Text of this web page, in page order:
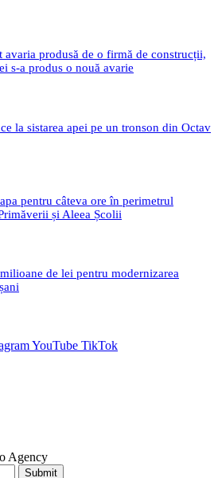
produsă de o firmă de construcții,
s-a produs o nouă avarie
la sistarea apei pe un tronson din Octav
pentru câteva ore în perimetrul
și Aleea Școlii
de lei pentru modernizarea
YouTube TikTok
Agency
Submit